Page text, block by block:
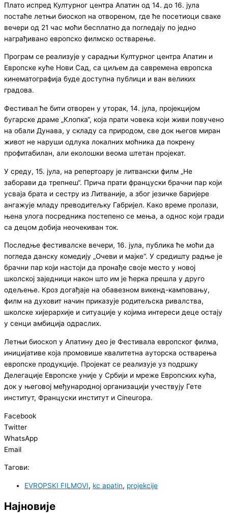
Плато испред Културног центра Апатин од 14. до 16. јула
постаће летњи биоскоп на отвореном, где ће посетиоци сваке
вечери од 21 час моћи бесплатно да погледају по једно
награђивано европско филмско остварење.
Програм се реализује у сарадњи Културног центра Апатин и
Европске куће Нови Сад, са циљем да савремена европска
кинематографија буде доступна публици и ван великих
градова.
Фестивал ће бити отворен у уторак, 14. јула, пројекцијом
бугарске драме „Клопка“, која прати човека који живи повучено
на обали Дунава, у складу са природом, све док његов миран
живот не наруши одлука локалних моћника да покрену
профитабилан, али еколошки веома штетан пројекат.
У среду, 15. јула, на репертоару је литвански филм „Не
заборави да трепнеш“. Прича прати француски брачни пар који
усваја брата и сестру из Литваније, а због језичке баријере
ангажује младу преводитељку Габријел. Како време пролази,
њена улога посредника постепено се мења, а однос који гради
са децом добија неочекиван ток.
Последње фестивалске вечери, 16. јула, публика ће моћи да
погледа данску комедију „Очеви и мајке“. У средишту радње је
брачни пар који настоји да пронађе своје место у новој
школској заједници након што им је ћерка прешла у друго
одељење. Кроз догађаје на обавезном викенд-камповању,
филм на духовит начин приказује родитељска ривалства,
школске хијерархије и ситуације у којима интереси деце остају
у сенци амбиција одраслих.
Летњи биоскоп у Апатину део је Фестивала европског филма,
иницијативе која промовише квалитетна ауторска остварења
европске продукције. Пројекат се реализује уз подршку
Делегације Европске уније у Србији и мреже Европских кућа,
док у његовој међународној организацији учествују Гете
институт, Француски институт и Cineuropa.
Facebook
Twitter
WhatsApp
Email
Тагови:
EVROPSKI FILMOVI, kc apatin, projekcije
Најновије